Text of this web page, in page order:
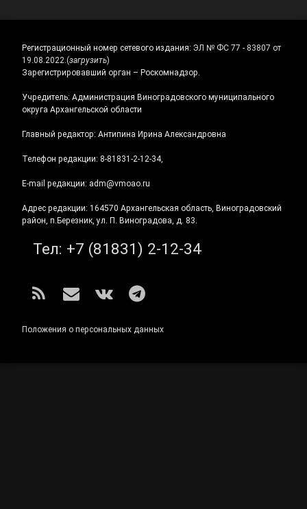
Регистрационный номер сетевого издания: ЭЛ № ФС 77 - 83807 от
19.08.2022.(загрузить)
Зарегистрировавший орган – Роскомнадзор.
Учредитель: Администрация Виноградовского муниципального
округа Архангельской области
Главный редактор: Антипина Ирина Александровна
Телефон редакции: 8-81831-2-12-34,
E-mail редакции: adm@vmoao.ru
Адрес редакции: 164570 Архангельская область, Виноградовский
район, п.Березник, ул. П. Виноградова, д. 83.
Тел: +7 (81831) 2-12-34
RSS E-mailВКонтакте
Telegram
Положения о персональных данных